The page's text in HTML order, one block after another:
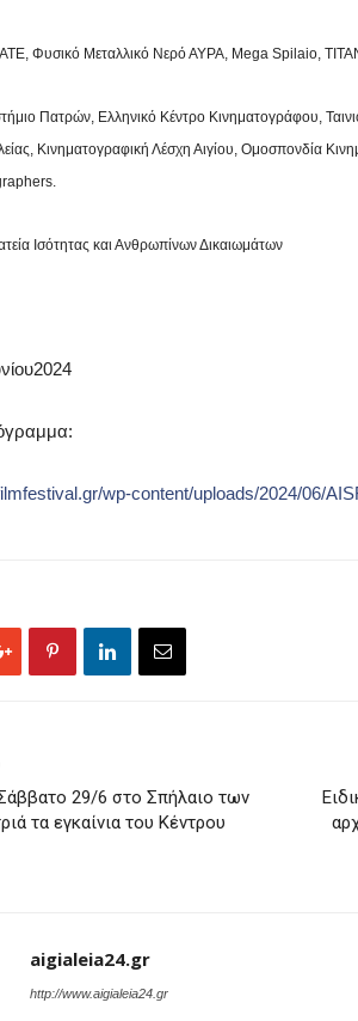
Φυσικό Μεταλλικό Νερό ΑΥΡΑ, Mega Spilaio,
Πατρών, Ελληνικό Κέντρο Κινηματογράφου,
Κινηματογραφική Λέσχη Αιγίου, Ομοσπονδία
Ισότητας και Ανθρωπίνων Δικαιωμάτων
wp-content/uploads/2024/06/
29/6 στο Σπήλαιο των
τα εγκαίνια του Κέντρου
aigialeia24.gr
http://www.aigialeia24.gr